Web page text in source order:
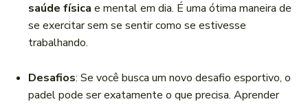
saúde física e mental em dia. É uma ótima maneira de
se exercitar sem se sentir como se estivesse
trabalhando.
Desafios: Se você busca um novo desafio esportivo, o
padel pode ser exatamente o que precisa. Aprender